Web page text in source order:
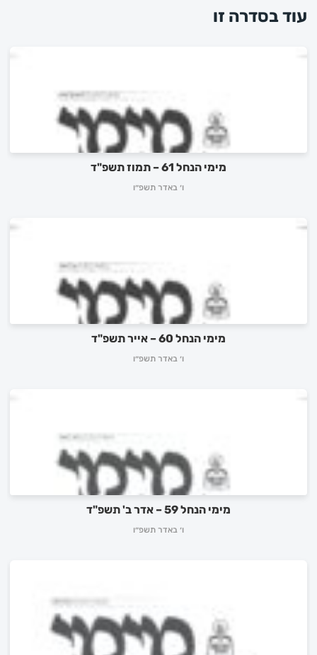
עוד בסדרה זו
מימי הנחל 61 – תמוז תשפ"ד
ו׳ באדר תשפ״ו
מימי הנחל 60 – אייר תשפ"ד
ו׳ באדר תשפ״ו
מימי הנחל 59 – אדר ב' תשפ"ד
ו׳ באדר תשפ״ו